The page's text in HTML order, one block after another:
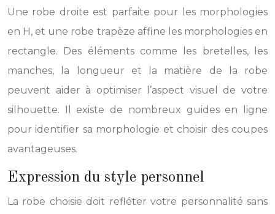
Une robe droite est parfaite pour les morphologies
en H, et une robe trapèze affine les morphologies en
rectangle. Des éléments comme les bretelles, les
manches, la longueur et la matière de la robe
peuvent aider à optimiser l’aspect visuel de votre
silhouette. Il existe de nombreux guides en ligne
pour identifier sa morphologie et choisir des coupes
avantageuses.
Expression du style personnel
La robe choisie doit refléter votre personnalité sans